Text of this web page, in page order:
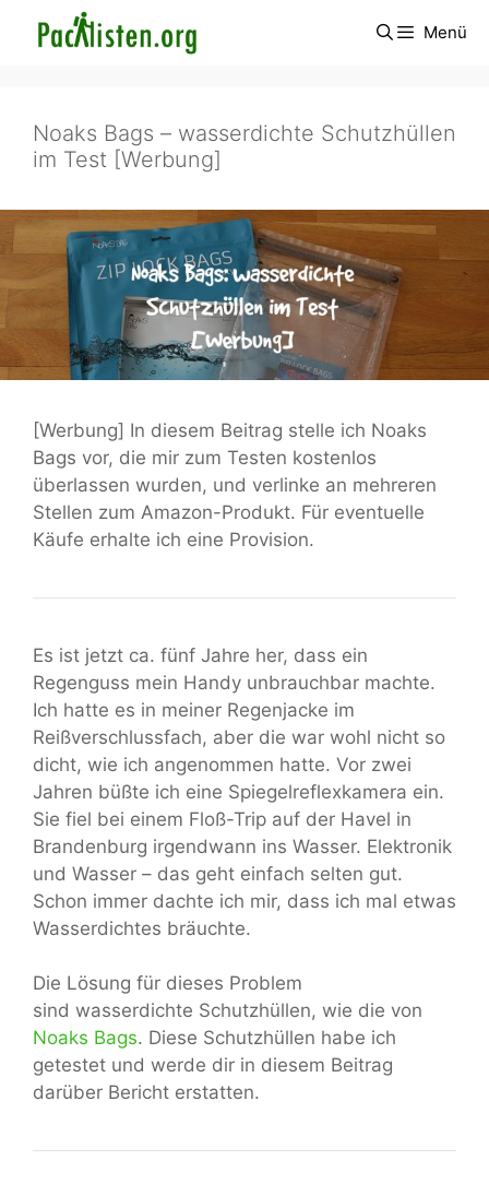
Inhalt
Menü
Noaks Bags – wasserdichte Schutzhüllen
im Test [Werbung]
[Werbung] In diesem Beitrag stelle ich Noaks
Bags vor, die mir zum Testen kostenlos
überlassen wurden, und verlinke an mehreren
Stellen zum Amazon-Produkt. Für eventuelle
Käufe erhalte ich eine Provision.
Es ist jetzt ca. fünf Jahre her, dass ein
Regenguss mein Handy unbrauchbar machte.
Ich hatte es in meiner Regenjacke im
Reißverschlussfach, aber die war wohl nicht so
dicht, wie ich angenommen hatte. Vor zwei
Jahren büßte ich eine Spiegelreflexkamera ein.
Sie fiel bei einem Floß-Trip auf der Havel in
Brandenburg irgendwann ins Wasser. Elektronik
und Wasser – das geht einfach selten gut.
Schon immer dachte ich mir, dass ich mal etwas
Wasserdichtes bräuchte.
Die Lösung für dieses Problem
sind wasserdichte Schutzhüllen, wie die von
Noaks Bags. Diese Schutzhüllen habe ich
getestet und werde dir in diesem Beitrag
darüber Bericht erstatten.